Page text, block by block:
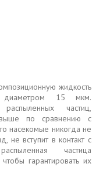
жидкость
диаметром 15 мкм.
распыленных частиц,
по сравнению с
насекомые никогда не
не вступит в контакт с
частица
гарантировать их